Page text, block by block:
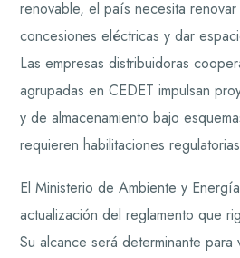
renovable, el país necesita
concesiones eléctricas y dar
Las empresas distribuidoras
agrupadas en CEDET impulsan
y de almacenamiento bajo
requieren habilitaciones
El Ministerio de Ambiente y
actualización del reglamento que
Su alcance será determinante para